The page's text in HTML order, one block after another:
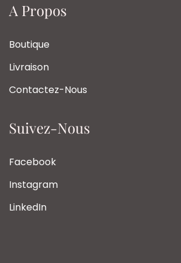
A Propos
Boutique
Livraison
Contactez-Nous
Suivez-Nous
Facebook
Instagram
LinkedIn